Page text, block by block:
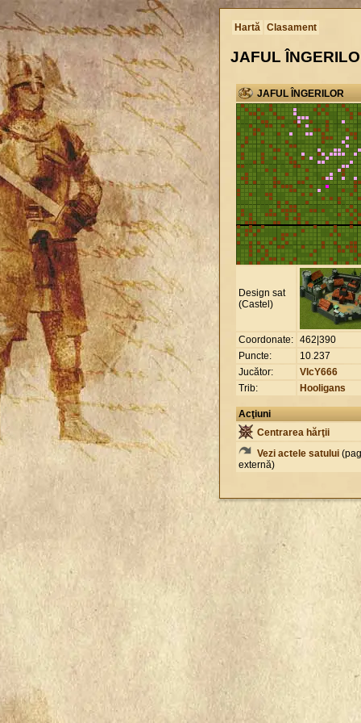
Hartă Clasament
JAFUL
JAFUL ÎNGERILOR
Design sat
(Castel)
Coordonate: 462|390
Puncte:
10.237
Jucător:
VIcY666
Trib:
Hooligans
Acţiuni
Centrarea hărţii
Vezi actele satului
externă)